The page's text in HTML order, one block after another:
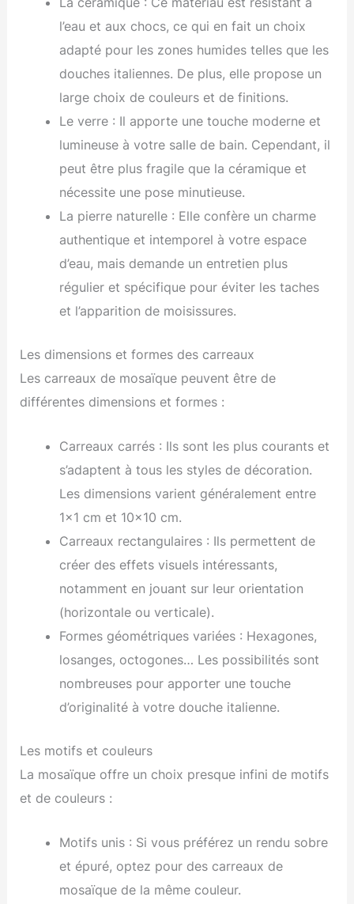
l’eau et aux chocs, ce qui en fait un choix
adapté pour les zones humides telles que les
douches italiennes. De plus, elle propose un
large choix de couleurs et de finitions.
Le verre : Il apporte une touche moderne et
lumineuse à votre salle de bain. Cependant, il
peut être plus fragile que la céramique et
nécessite une pose minutieuse.
La pierre naturelle : Elle confère un charme
authentique et intemporel à votre espace
d’eau, mais demande un entretien plus
régulier et spécifique pour éviter les taches
et l’apparition de moisissures.
Les dimensions et formes des carreaux
Les carreaux de mosaïque peuvent être de
différentes dimensions et formes :
Carreaux carrés : Ils sont les plus courants et
s’adaptent à tous les styles de décoration.
Les dimensions varient généralement entre
1×1 cm et 10×10 cm.
Carreaux rectangulaires : Ils permettent de
créer des effets visuels intéressants,
notamment en jouant sur leur orientation
(horizontale ou verticale).
Formes géométriques variées : Hexagones,
losanges, octogones… Les possibilités sont
nombreuses pour apporter une touche
d’originalité à votre douche italienne.
Les motifs et couleurs
La mosaïque offre un choix presque infini de motifs
et de couleurs :
Motifs unis : Si vous préférez un rendu sobre
et épuré, optez pour des carreaux de
mosaïque de la même couleur.